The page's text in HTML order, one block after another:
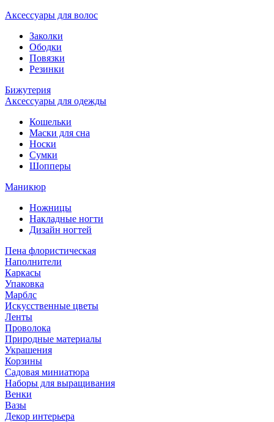
Аксессуары для волос
Заколки
Ободки
Повязки
Резинки
Бижутерия
Аксессуары для одежды
Кошельки
Маски для сна
Носки
Сумки
Шопперы
Маникюр
Ножницы
Накладные ногти
Дизайн ногтей
Пена флористическая
Наполнители
Каркасы
Упаковка
Марблс
Искусственные цветы
Ленты
Проволока
Природные материалы
Украшения
Корзины
Садовая миниатюра
Наборы для выращивания
Венки
Вазы
Декор интерьера